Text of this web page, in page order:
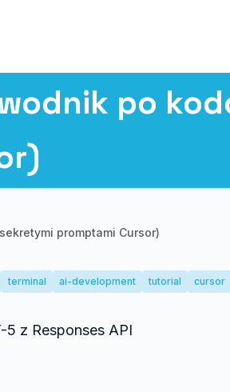
po
promptami Cursor)
terminal ai-development tutorial cursor
5 z Responses API